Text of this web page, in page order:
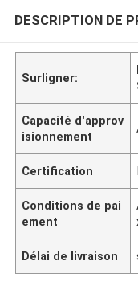
DESCRIPTION DE
Surligner:
Capacité d'approv
isionnement
Certification
Conditions de pai
ement
Délai de livraison